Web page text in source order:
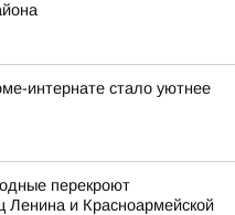
интернате стало уютнее
перекроют
Ленина и Красноармейской